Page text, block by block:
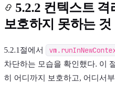
5.2.2 컨텍스트
보호하지 못하는 것
5.2.1절에서
차단하는 모습을 확인했다. 이
히 어디까지 보호하고, 어디서